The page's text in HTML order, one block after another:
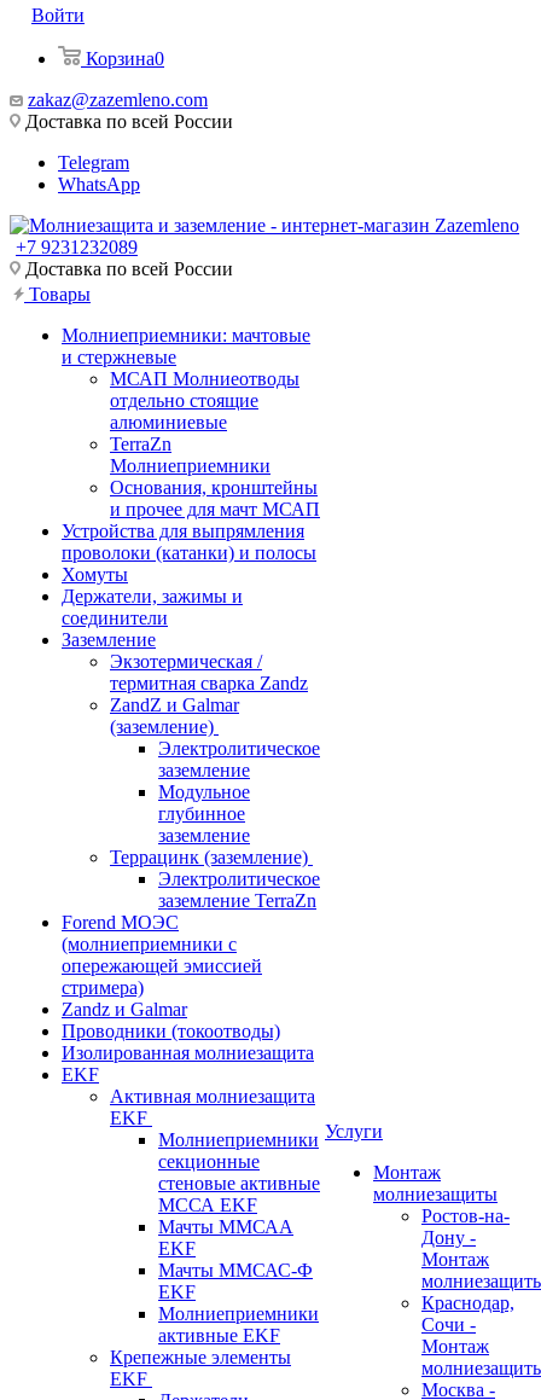
Войти
Корзина0
zakaz@zazemleno.com
Доставка по всей России
Telegram
WhatsApp
+7 9231232089
Доставка по всей России
Товары
Молниеприемники: мачтовые
и стержневые
МСАП Молниеотводы
отдельно стоящие
алюминиевые
TerraZn
Молниеприемники
Основания, кронштейны
и прочее для мачт МСАП
Устройства для выпрямления
проволоки (катанки) и полосы
Хомуты
Держатели, зажимы и
соединители
Заземление
Экзотермическая /
термитная сварка Zandz
ZandZ и Galmar
(заземление)
Электролитическое
заземление
Модульное
глубинное
заземление
Террацинк (заземление)
Электролитическое
заземление TerraZn
Forend МОЭС
(молниеприемники с
опережающей эмиссией
стримера)
Zandz и Galmar
Проводники (токоотводы)
Изолированная молниезащита
EKF
Активная молниезащита
EKF
Молниеприемники
секционные
стеновые активные
МССА EKF
Мачты ММСАА
EKF
Мачты ММСАС-Ф
EKF
Молниеприемники
активные EKF
Крепежные элементы
EKF
Услуги
Монтаж
молниезащиты
Ростов-на-
Дону -
Монтаж
Краснодар,
Сочи -
Монтаж
Москва -